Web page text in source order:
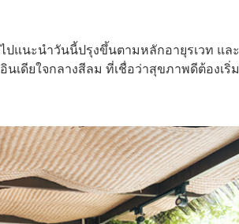
ปแนะนำวันนี้ปรุงขึ้นตามหลักอายุรเวท และ
นเดียใจกลางสีลม ที่เชื่อว่าสุขภาพดีต้องเริ่ม